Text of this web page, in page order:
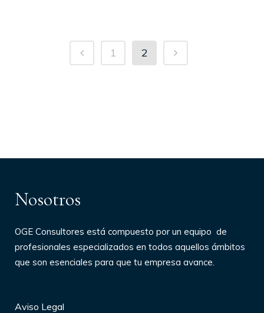
1 2
Nosotros
OGE Consultores está compuesto por un equipo de
profesionales especializados en todos aquellos ámbitos
que son esenciales para que tu empresa avance.
Aviso Legal